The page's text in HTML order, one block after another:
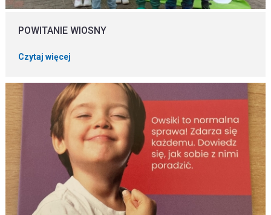
POWITANIE WIOSNY
Czytaj więcej